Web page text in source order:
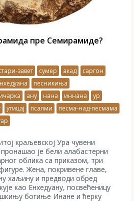
пре Семирамиде?
завет сумер акад
саргон
песникиња
ану нана иннана
ур
утицај псалми
песма-над-песмама
краљевској Ура чувени
је бели алабастерни
облика са приказом, три
Жена, покривене главе,
хаљину и предводи обред
као Енхедуану, посвећеницу
богиње Инане и ћерку